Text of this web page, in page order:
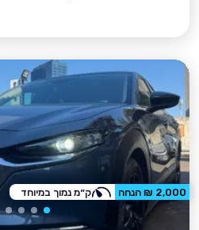
2,000 ₪ הנחה ק״מ נמוך במיוחד